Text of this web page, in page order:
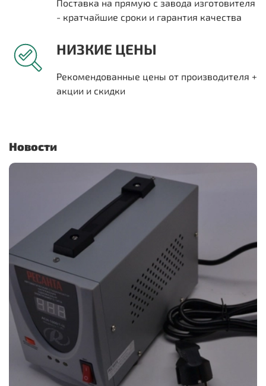
Поставка на прямую с завода изготовителя
- кратчайшие сроки и гарантия качества
НИЗКИЕ ЦЕНЫ
Рекомендованные цены от производителя +
акции и скидки
Новости